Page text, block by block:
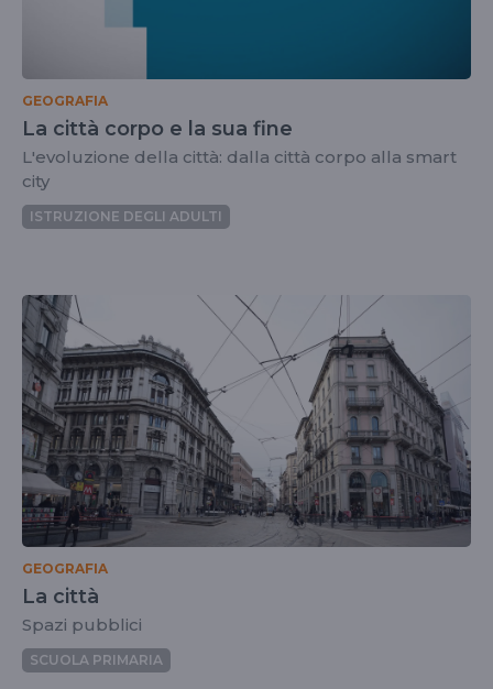
GEOGRAFIA
La città corpo e la sua fine
L'evoluzione della città: dalla città corpo alla smart
city
ISTRUZIONE DEGLI ADULTI
GEOGRAFIA
La città
Spazi pubblici
SCUOLA PRIMARIA